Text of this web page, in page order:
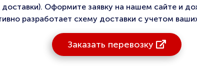
доставки). Оформите заявку на нашем сайте и
разработает схему доставки с учетом
Заказать перевозку